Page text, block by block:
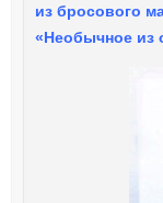
из бросового
«Необычное из